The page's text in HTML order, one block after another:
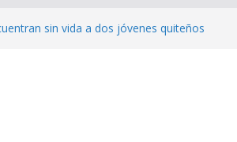
sin vida a dos jóvenes quiteños
irregulares fueron incinerados para
ecuatorianos